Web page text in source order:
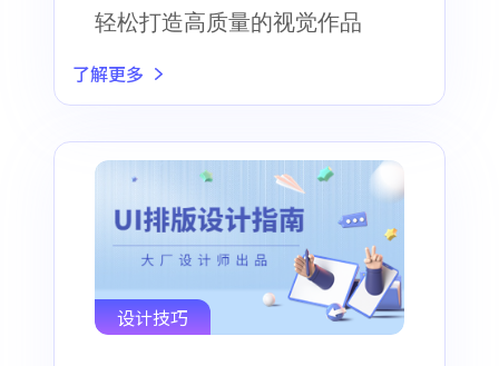
轻松打造高质量的视觉作品
了解更多
设计技巧